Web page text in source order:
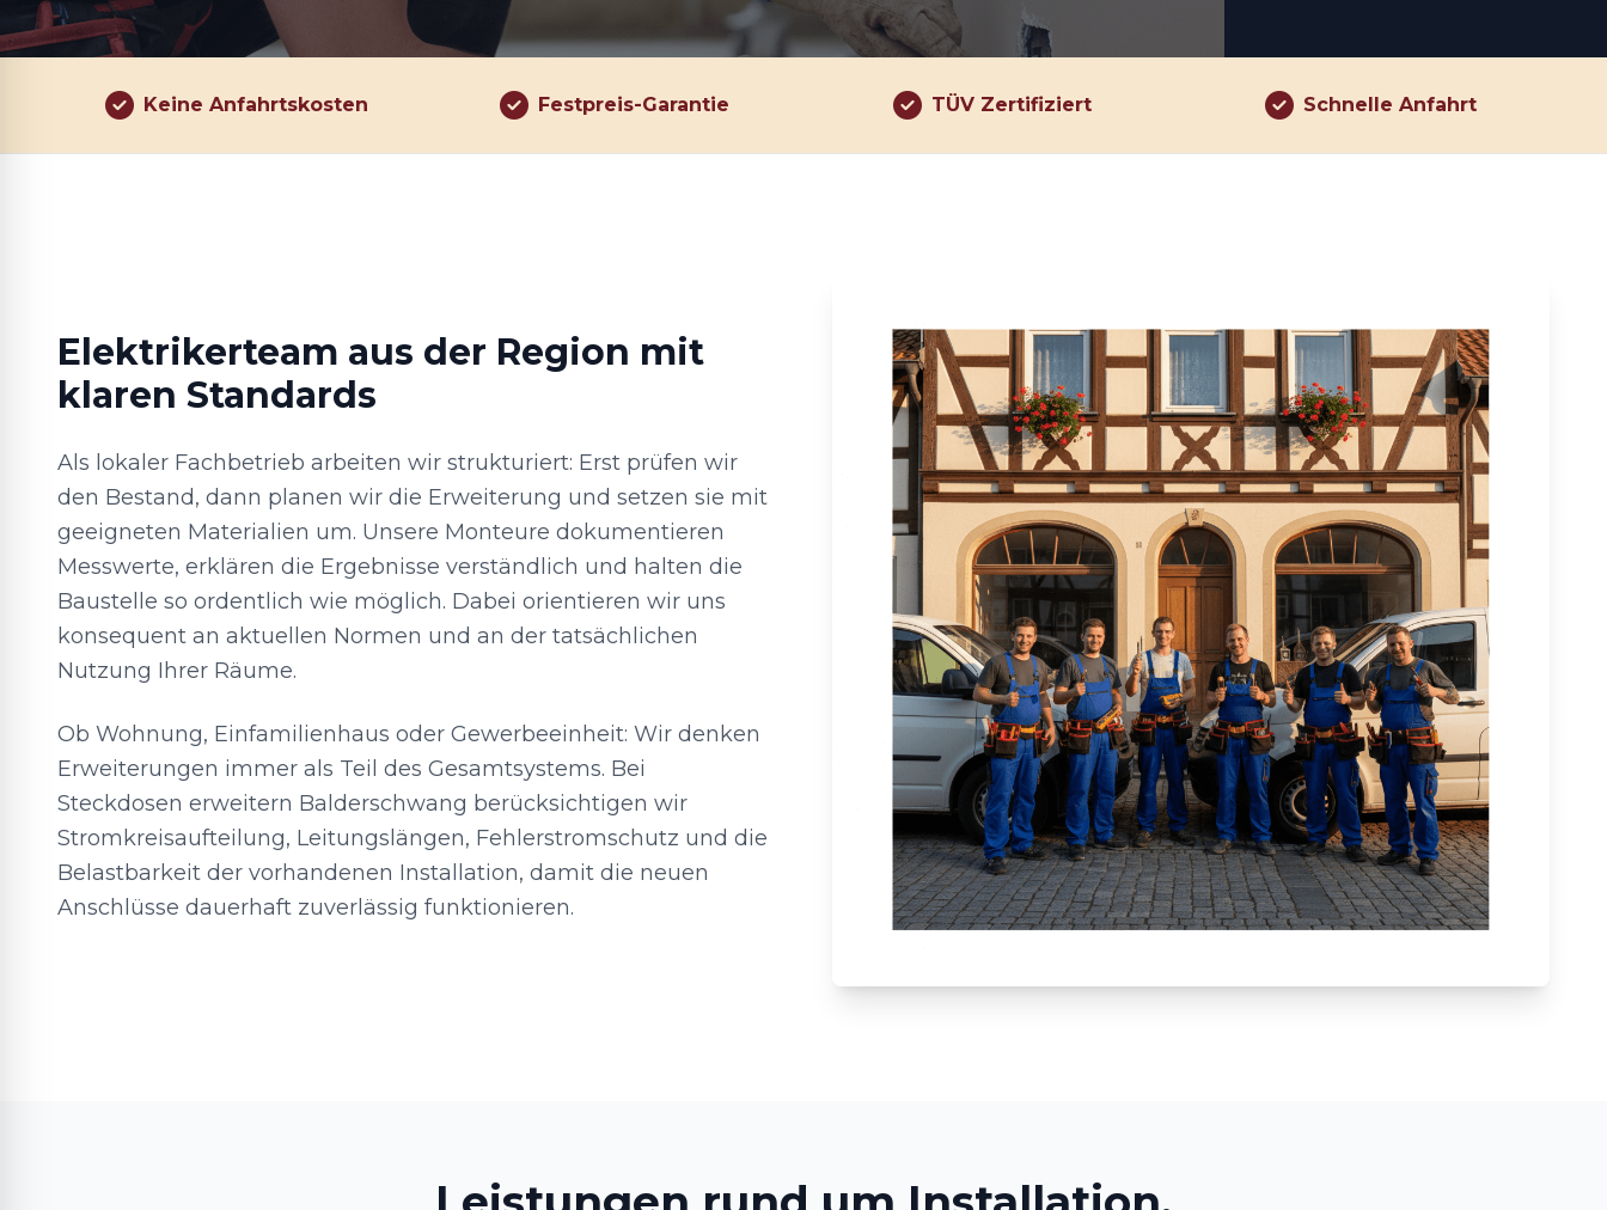
Keine Anfahrtskosten Festpreis-Garantie TÜV Zertifiziert Schnelle Anfahrt
Elektrikerteam aus der Region mit
klaren Standards
Als lokaler Fachbetrieb arbeiten wir strukturiert: Erst prüfen wir
den Bestand, dann planen wir die Erweiterung und setzen sie mit
geeigneten Materialien um. Unsere Monteure dokumentieren
Messwerte, erklären die Ergebnisse verständlich und halten die
Baustelle so ordentlich wie möglich. Dabei orientieren wir uns
konsequent an aktuellen Normen und an der tatsächlichen
Nutzung Ihrer Räume.
Ob Wohnung, Einfamilienhaus oder Gewerbeeinheit: Wir denken
Erweiterungen immer als Teil des Gesamtsystems. Bei
Steckdosen erweitern Balderschwang berücksichtigen wir
Stromkreisaufteilung, Leitungslängen, Fehlerstromschutz und die
Belastbarkeit der vorhandenen Installation, damit die neuen
Anschlüsse dauerhaft zuverlässig funktionieren.